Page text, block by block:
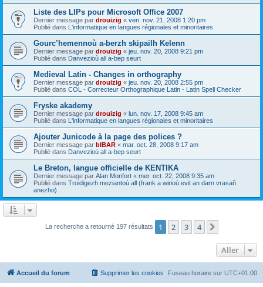
Liste des LIPs pour Microsoft Office 2007
Dernier message par drouizig « ven. nov. 21, 2008 1:20 pm
Publié dans L'informatique en langues régionales et minoritaires
Gourc’hemennoù a-berzh skipailh Kelenn
Dernier message par drouizig « jeu. nov. 20, 2008 9:21 pm
Publié dans Danvezioù all a-bep seurt
Medieval Latin - Changes in orthography
Dernier message par drouizig « jeu. nov. 20, 2008 2:55 pm
Publié dans COL - Correcteur Orthographique Latin - Latin Spell Checker
Fryske akademy
Dernier message par drouizig « lun. nov. 17, 2008 9:45 am
Publié dans L'informatique en langues régionales et minoritaires
Ajouter Junicode à la page des polices ?
Dernier message par bIBAR « mar. oct. 28, 2008 9:17 am
Publié dans Danvezioù all a-bep seurt
Le Breton, langue officielle de KENTIKA
Dernier message par Alan Monfort « mer. oct. 22, 2008 9:35 am
Publié dans Troidigezh meziantoù all (frank a wirioù evit an darn vrasañ
anezho)
La recherche a retourné 197 résultats 1 2 3 4
Aller
Accueil du forum Fuseau horaire sur UTC+01:00
Supprimer les cookies